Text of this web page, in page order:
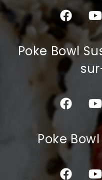
Poke Bowl
Poke